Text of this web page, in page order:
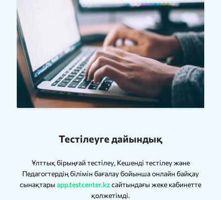
Тестілеуге дайындық
Ұлттық бірыңғай тестілеу, Кешенді тестілеу және
Педагогтердің білімін бағалау бойынша онлайн байқау
сынақтары app.testcenter.kzсайтындағы жеке кабинетте
қолжетімді.